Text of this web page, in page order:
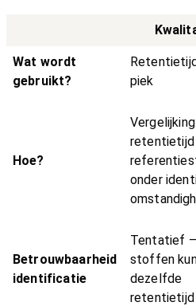
Wat wordt
gebruikt?
piek
Hoe?
retentietijd
onder
Betrouwbaarheid
identificatie
Tentatief
stoffen
dezelfde
retentietijd